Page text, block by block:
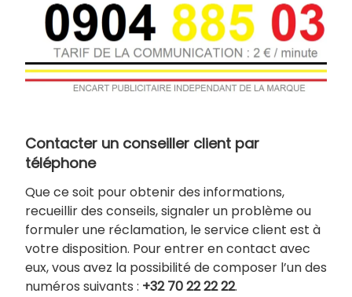
Contacter un conseiller client par
téléphone
Que ce soit pour obtenir des informations,
recueillir des conseils, signaler un problème ou
formuler une réclamation, le service client est à
votre disposition. Pour entrer en contact avec
eux, vous avez la possibilité de composer l’un des
numéros suivants : +32 70 22 22 22.